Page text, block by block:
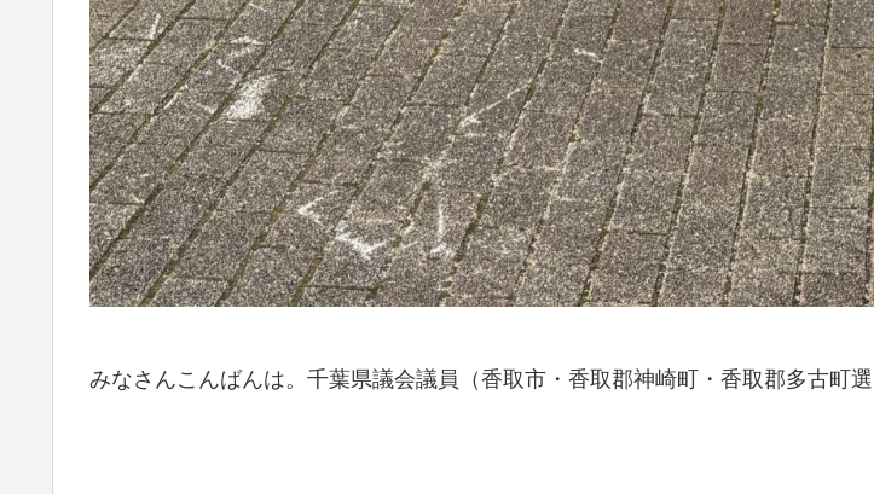
みなさんこんばんは。千葉県議会議員（香取市・香取郡神崎町・香取郡多古町選